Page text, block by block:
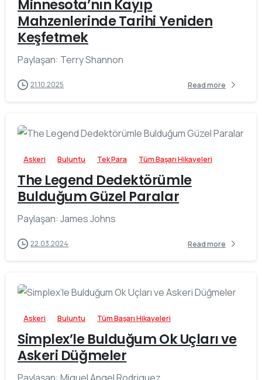
Minnesota’nın Kayıp
Mahzenlerinde Tarihi Yeniden
Keşfetmek
Paylaşan: Terry Shannon
21.10.2025 Read more
Askeri Buluntu Tek Para Tüm Başarı Hikayeleri
The Legend Dedektörümle
Bulduğum Güzel Paralar
Paylaşan: James Johns
22.03.2024 Read more
Askeri Buluntu Tüm Başarı Hikayeleri
Simplex’le Bulduğum Ok Uçları ve
Askeri Düğmeler